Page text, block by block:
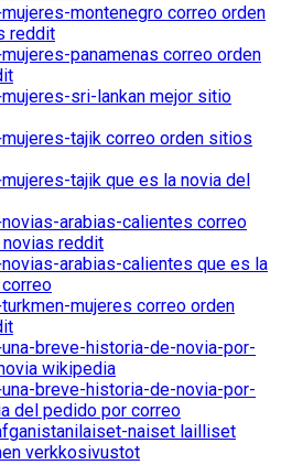
montenegro correo orden
reddit
panamenas correo orden
sri-lankan mejor sitio
tajik correo orden sitios
tajik que es la novia del
arabias-calientes correo
reddit
arabias-calientes que es la
mujeres correo orden
breve-historia-de-novia-por-
wikipedia
breve-historia-de-novia-por-
del pedido por correo
naiset lailliset
verkkosivustot